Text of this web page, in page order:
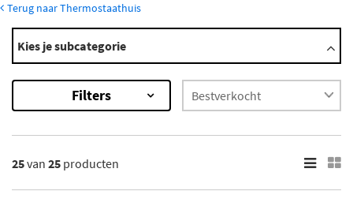
Terug naar Thermostaathuis
Modellen
Grand Vitara
Ignis
Liana
S-Cross
×
Kies je subcategorie
Filters
25van 25 producten